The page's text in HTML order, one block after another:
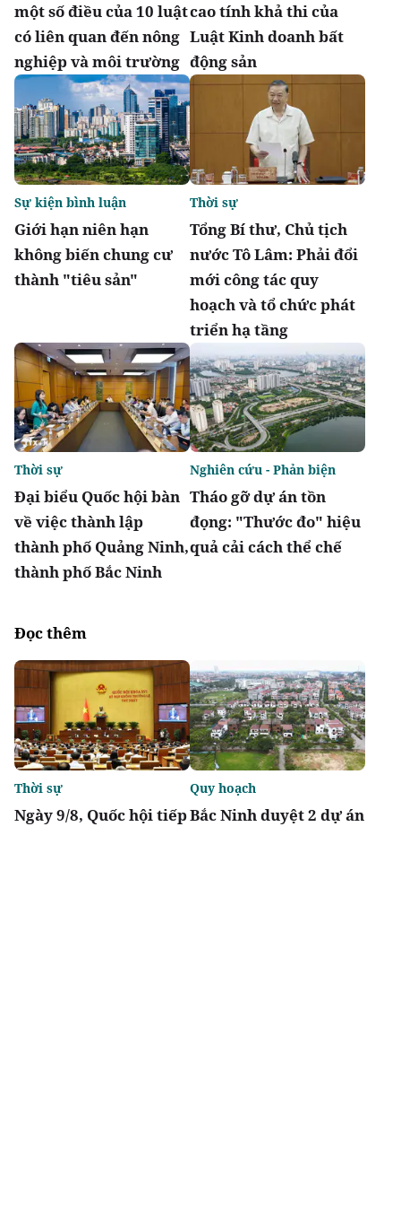
một số điều của 10 luật
có liên quan đến nông
nghiệp và môi trường
cao tính khả thi của
Luật Kinh doanh bất
động sản
Giới hạn niên hạn
không biến chung cư
thành "tiêu sản"
Sự kiện bình luận
Tổng Bí thư, Chủ tịch
nước Tô Lâm: Phải đổi
mới công tác quy
hoạch và tổ chức phát
triển hạ tầng
Thời sự
Đại biểu Quốc hội bàn
về việc thành lập
thành phố Quảng Ninh,
thành phố Bắc Ninh
Thời sự
Tháo gỡ dự án tồn
đọng: "Thước đo" hiệu
quả cải cách thể chế
Nghiên cứu - Phản biện
Đọc thêm
Ngày 9/8, Quốc hội tiếp
Thời sự
Bắc Ninh duyệt 2 dự án
Quy hoạch